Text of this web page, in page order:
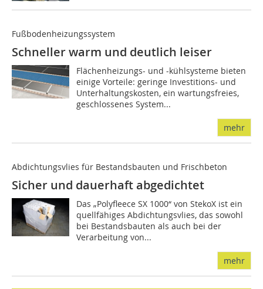
Fußbodenheizungssystem
Schneller warm und deutlich leiser
Flächenheizungs- und -kühlsysteme bieten
einige Vorteile: geringe Investitions- und
Unterhaltungskosten, ein wartungsfreies,
geschlossenes System...
mehr
Abdichtungsvlies für Bestands­bauten und Frischbeton
Sicher und dauerhaft abgedichtet
Das „Polyfleece SX 1000“ von StekoX ist ein
quellfähiges Abdichtungsvlies, das sowohl
bei Bestandsbauten als auch bei der
Verarbeitung von...
mehr